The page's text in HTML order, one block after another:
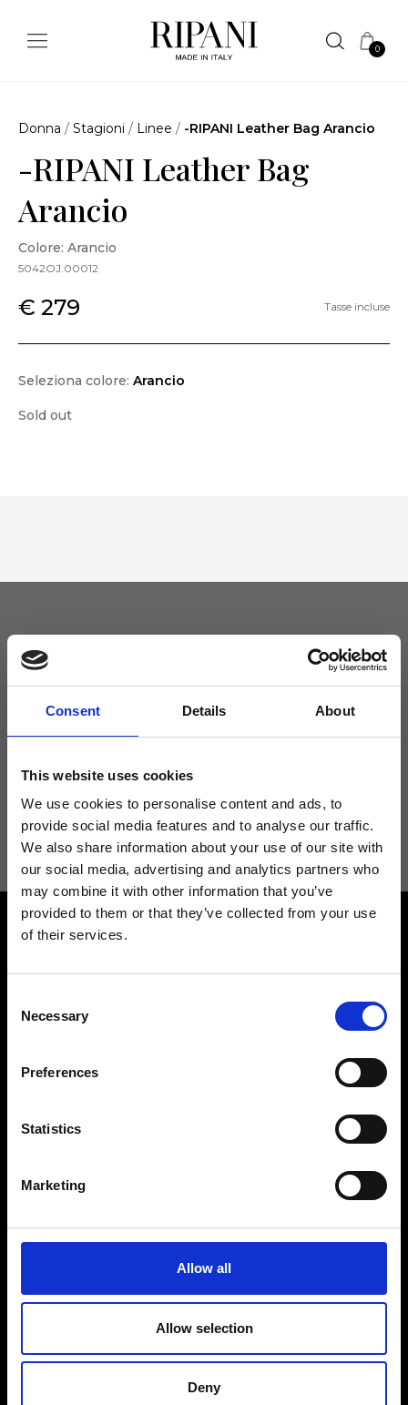
Consent Details About
This website uses cookies
We use cookies to personalise content and ads, to
provide social media features and to analyse our traffic.
We also share information about your use of our site with
our social media, advertising and analytics partners who
may combine it with other information that you’ve
provided to them or that they’ve collected from your use
of their services.
Selection
Necessary
Preferences
Statistics
Marketing
Allow all
Allow selection
Deny
0
Donna / Stagioni / Linee / -RIPANI Leather Bag Arancio
-RIPANI Leather Bag
Arancio
Colore: Arancio
5042OJ.00012
€ 279 Tasse incluse
Seleziona colore: Arancio
Sold out
Tieniti aggiornato
Non perdere le novità di Ripani, iscriviti alla newsletter!
Acconsento a ricevere novità e promo da Ripani. Per maggiori
informazioni consulta laPrivacy Policy.
Trova il tuo negozio Ripani
Rispondiamo a tutte le tue
Mondo Ripani
Uomo
Mondo Ripani
Spedizione e Consegna
Policy di Reso